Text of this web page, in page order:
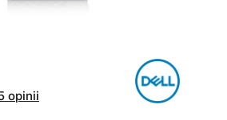
opinii